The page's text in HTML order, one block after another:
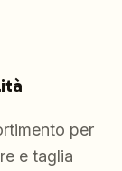
per
e taglia